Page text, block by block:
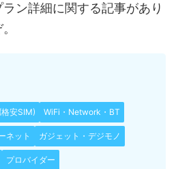
ン詳細に関する記事があり
安SIM) WiFi・Network・BT
ネット ガジェット・デジモノ
プロバイダー